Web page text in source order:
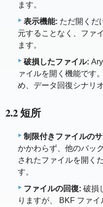
ます。
表示機能: ただ開くだ
元することなく、ファ
ます。
破損したファイル:
ァイルを開く機能です
め、データ回復シナリ
2.2 短所
制限付きファイルの
かかわらず、他のバッ
されたファイルを開く
す。
ファイルの回復: 破損
りますが、 BKF ファ